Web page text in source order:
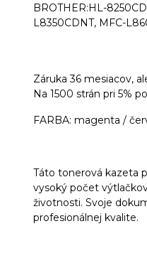
BROTHER:HL-
L8350CDNT, MFC-
Záruka 36 mesiacov,
Na 1500 strán pri 5%
FARBA: magenta /
Táto tonerová kazeta
vysoký počet
životnosti. Svoje
profesionálnej kvalite.